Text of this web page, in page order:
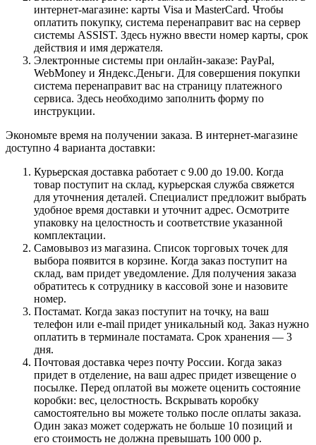
интернет-магазине: карты Visa и MasterCard. Чтобы
оплатить покупку, система перенаправит вас на сервер
системы ASSIST. Здесь нужно ввести номер карты, срок
действия и имя держателя.
Электронные системы при онлайн-заказе: PayPal,
WebMoney и Яндекс.Деньги. Для совершения покупки
система перенаправит вас на страницу платежного
сервиса. Здесь необходимо заполнить форму по
инструкции.
Экономьте время на получении заказа. В интернет-магазине
доступно 4 варианта доставки:
Курьерская доставка работает с 9.00 до 19.00. Когда
товар поступит на склад, курьерская служба свяжется
для уточнения деталей. Специалист предложит выбрать
удобное время доставки и уточнит адрес. Осмотрите
упаковку на целостность и соответствие указанной
комплектации.
Самовывоз из магазина. Список торговых точек для
выбора появится в корзине. Когда заказ поступит на
склад, вам придет уведомление. Для получения заказа
обратитесь к сотруднику в кассовой зоне и назовите
номер.
Постамат. Когда заказ поступит на точку, на ваш
телефон или e-mail придет уникальный код. Заказ нужно
оплатить в терминале постамата. Срок хранения — 3
дня.
Почтовая доставка через почту России. Когда заказ
придет в отделение, на ваш адрес придет извещение о
посылке. Перед оплатой вы можете оценить состояние
коробки: вес, целостность. Вскрывать коробку
самостоятельно вы можете только после оплаты заказа.
Один заказ может содержать не больше 10 позиций и
его стоимость не должна превышать 100 000 р.